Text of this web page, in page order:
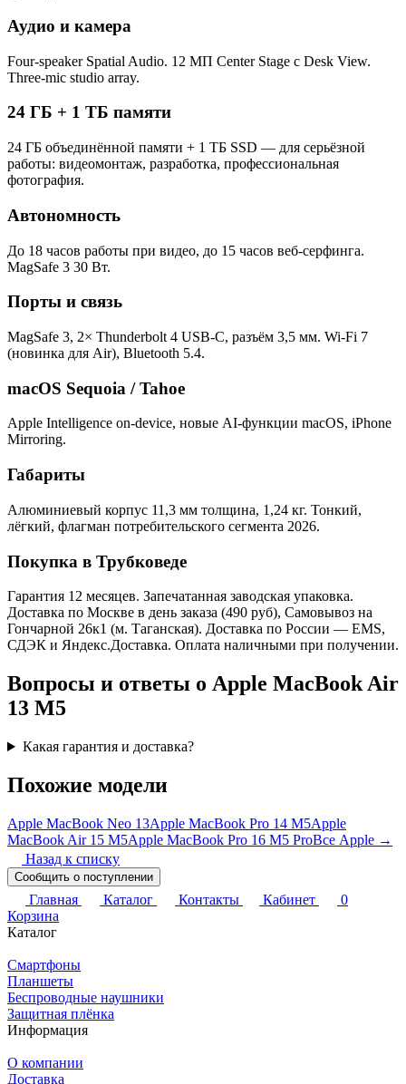
Аудио и камера
Four-speaker Spatial Audio. 12 МП Center Stage с Desk View.
Three-mic studio array.
24 ГБ + 1 ТБ памяти
24 ГБ объединённой памяти + 1 ТБ SSD — для серьёзной
работы: видеомонтаж, разработка, профессиональная
фотография.
Автономность
До 18 часов работы при видео, до 15 часов веб-серфинга.
MagSafe 3 30 Вт.
Порты и связь
MagSafe 3, 2× Thunderbolt 4 USB-C, разъём 3,5 мм. Wi-Fi 7
(новинка для Air), Bluetooth 5.4.
macOS Sequoia / Tahoe
Apple Intelligence on-device, новые AI-функции macOS, iPhone
Mirroring.
Габариты
Алюминиевый корпус 11,3 мм толщина, 1,24 кг. Тонкий,
лёгкий, флагман потребительского сегмента 2026.
Покупка в Трубковеде
Гарантия 12 месяцев. Запечатанная заводская упаковка.
Доставка по Москве в день заказа (490 руб), Самовывоз на
Гончарной 26к1 (м. Таганская). Доставка по России — EMS,
СДЭК и Яндекс.Доставка. Оплата наличными при получении.
Вопросы и ответы о Apple MacBook Air
13 M5
Какая гарантия и доставка?
Похожие модели
Apple MacBook Neo 13Apple MacBook Pro 14 M5Apple
MacBook Air 15 M5Apple MacBook Pro 16 M5 ProВсе Apple →
Назад к списку
Сообщить о поступлении
Главная Каталог Контакты Кабинет
0
Корзина
Каталог
Смартфоны
Планшеты
Беспроводные наушники
Защитная плёнка
Информация
О компании
Доставка